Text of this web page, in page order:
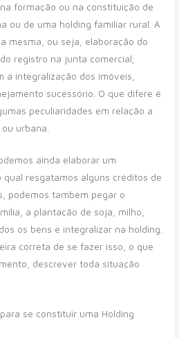
formação ou na constituição de
ou de uma holding familiar rural. A
mesma, ou seja, elaboração do
registro na junta comercial;
a integralização dos imóveis,
sucessório. O que difere é
peculiaridades em relação a
urbana.
ainda elaborar um
resgatamos alguns créditos de
podemos também pegar o
a plantação de soja, milho,
os bens e integralizar na holding.
correta de se fazer isso, o que
descrever toda situação
se constituir uma Holding